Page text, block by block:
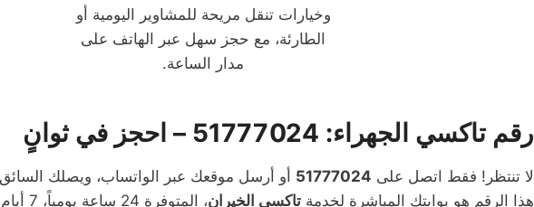
وخيارات تنقل مريحة للمشاوير اليومية أو
الطارئة، مع حجز سهل عبر الهاتف على
مدار الساعة.
رقم تاكسي الجهراء: 51777024 – احجز في ثوانٍ
لا تنتظر! فقط اتصل على 51777024 أو أرسل موقعك عبر الواتساب، ويصلك
هذا الرقم هو بوابتك المباشرة لخدمة تاكسي الخيران
،